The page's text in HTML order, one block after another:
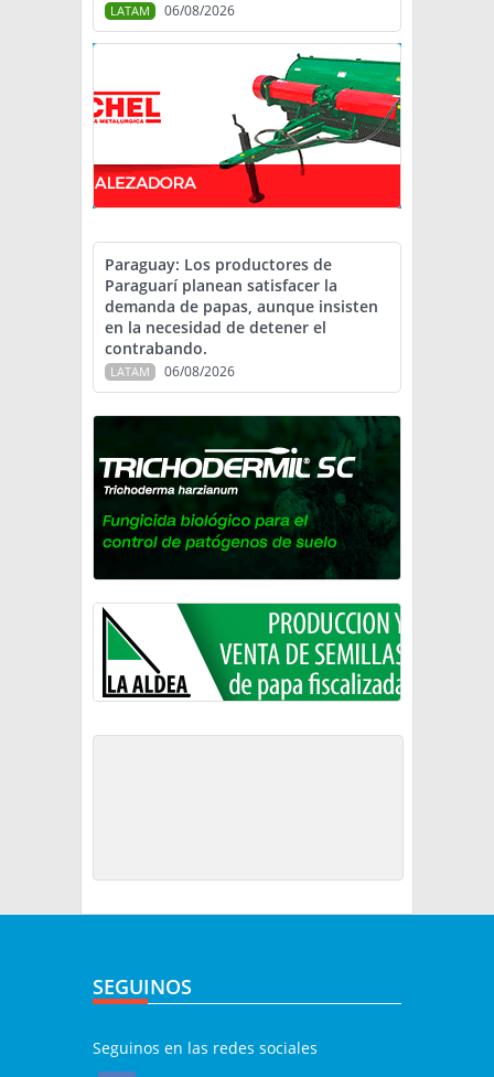
LATAM 06/08/2026
Paraguay: Los productores de
Paraguarí planean satisfacer la
demanda de papas, aunque insisten
en la necesidad de detener el
contrabando.
LATAM 06/08/2026
SEGUINOS
Seguinos en las redes sociales